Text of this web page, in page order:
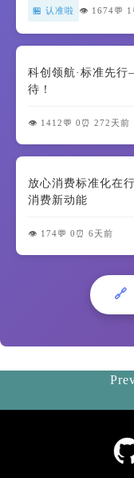
🏪 认准啦 👁️ 1674💬 1
科创领航·标准先
待！
👁️ 1412 💬 0 ⏰ 272天前
放心消费标准化在
消费新动能
👁️ 174💬 0 ⏰ 6天前
🔗